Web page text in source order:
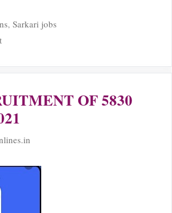
, Sarkari jobs
OF 5830